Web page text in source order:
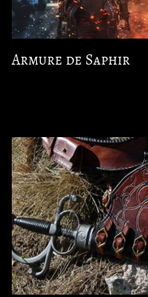
Armure de Saphir